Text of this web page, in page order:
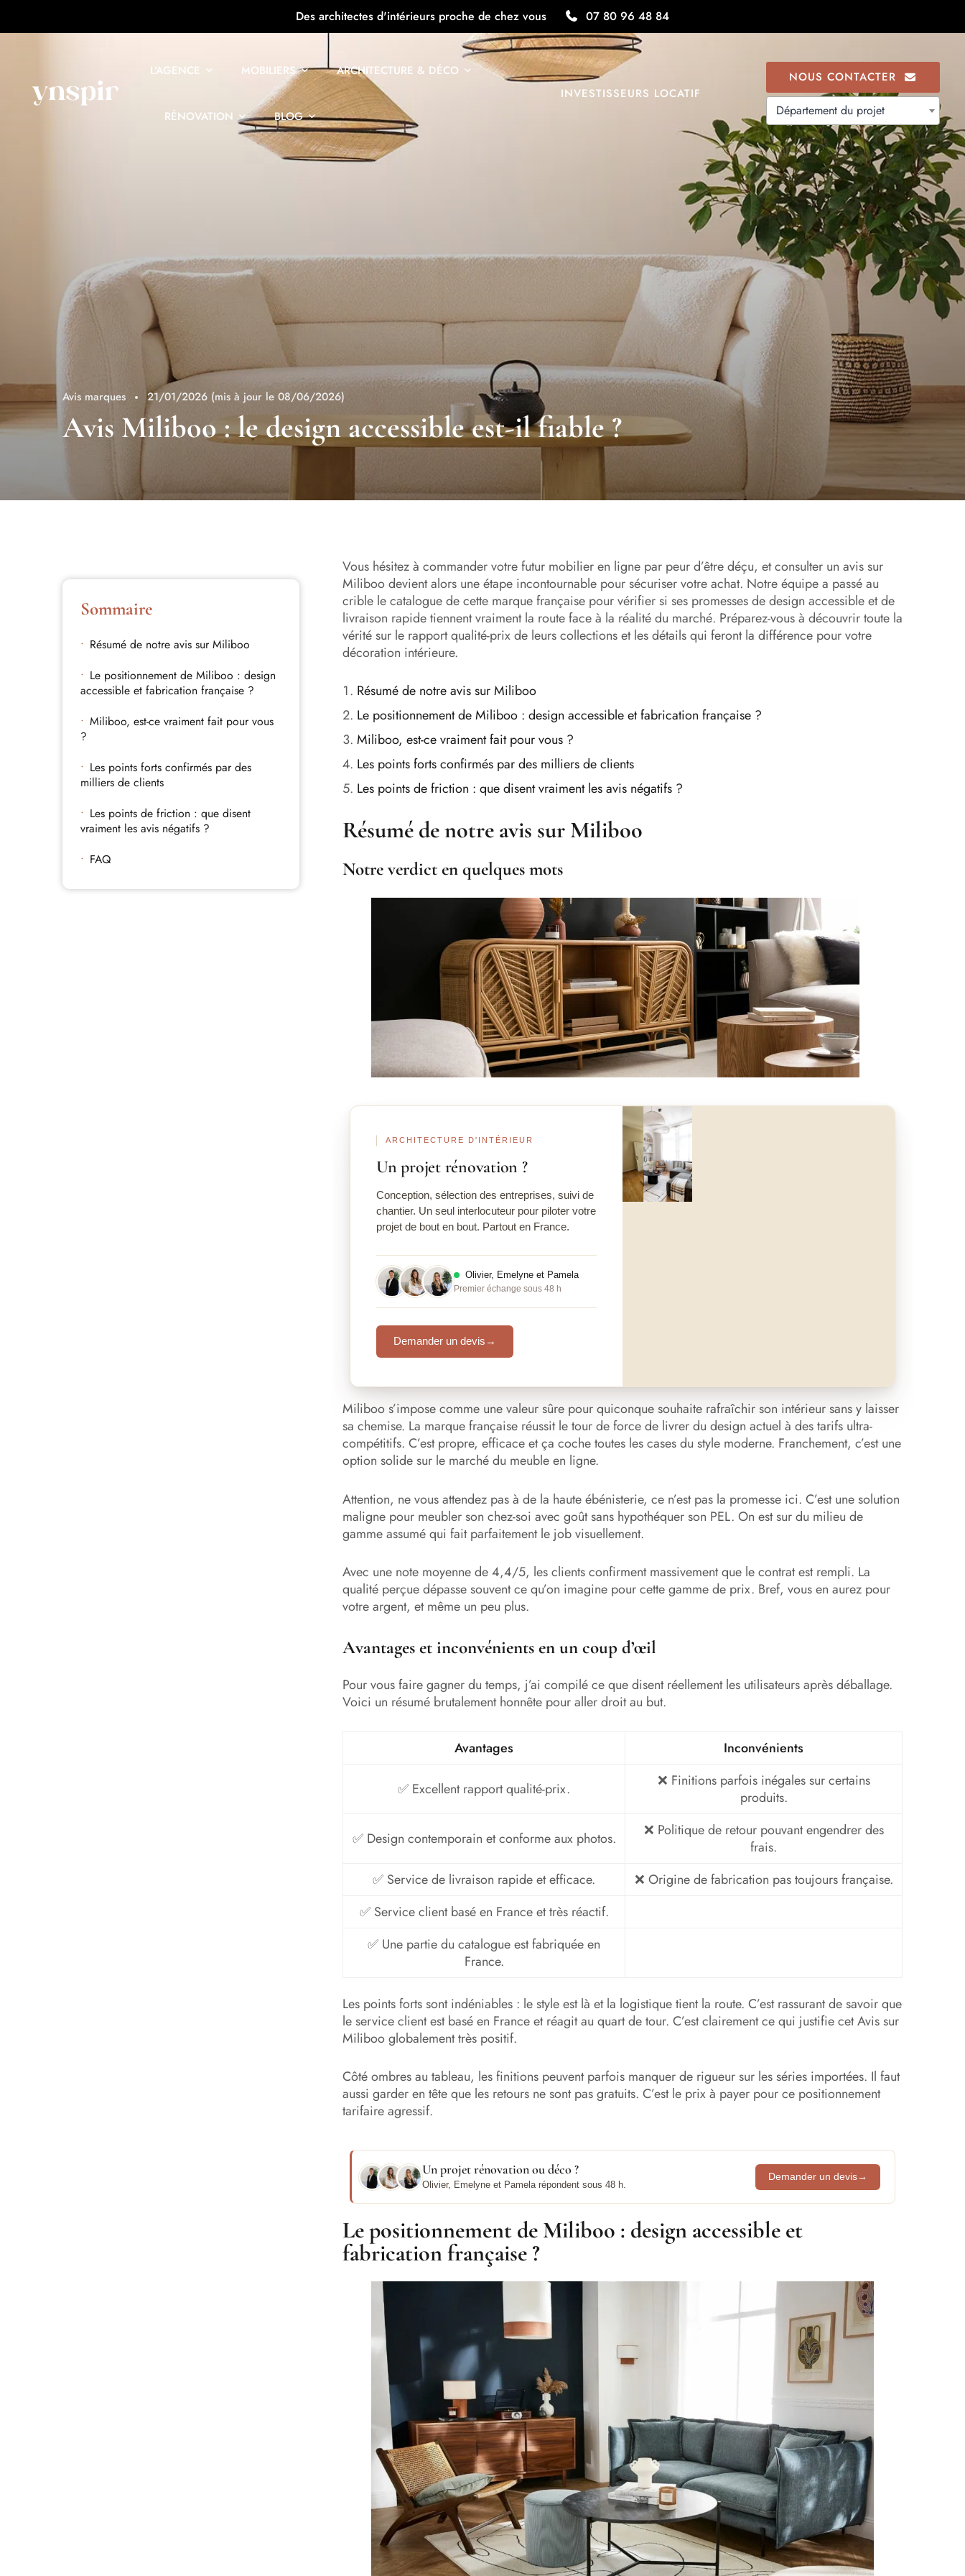
Des architectes d'intérieurs proche de chez vous 07 80 96 48 84
L’AGENCE MOBILIERS ARCHITECTURE & DÉCO
RÉNOVATION BLOG
INVESTISSEURS LOCATIF
NOUS CONTACTER
Département du projet
Avis marques 21/01/2026 (mis à jour le 08/06/2026)
Avis Miliboo : le design accessible est-il fiable ?
Sommaire
Résumé de notre avis sur Miliboo
Le positionnement de Miliboo : design
accessible et fabrication française ?
Miliboo, est-ce vraiment fait pour vous
?
Les points forts confirmés par des
milliers de clients
Les points de friction : que disent
vraiment les avis négatifs ?
FAQ
Vous hésitez à commander votre futur mobilier en ligne par peur d’être déçu, et consulter un avis sur
Miliboo devient alors une étape incontournable pour sécuriser votre achat. Notre équipe a passé au
crible le catalogue de cette marque française pour vérifier si ses promesses de design accessible et de
livraison rapide tiennent vraiment la route face à la réalité du marché. Préparez-vous à découvrir toute la
vérité sur le rapport qualité-prix de leurs collections et les détails qui feront la différence pour votre
décoration intérieure.
Résumé de notre avis sur Miliboo
Le positionnement de Miliboo : design accessible et fabrication française ?
Miliboo, est-ce vraiment fait pour vous ?
Les points forts confirmés par des milliers de clients
Les points de friction : que disent vraiment les avis négatifs ?
Résumé de notre avis sur Miliboo
Notre verdict en quelques mots
ARCHITECTURE D'INTÉRIEUR
Un projet rénovation ?
Conception, sélection des entreprises, suivi de
chantier. Un seul interlocuteur pour piloter votre
projet de bout en bout. Partout en France.
Olivier, Emelyne et Pamela
Premier échange sous 48 h
Demander un devis →
Avant Après
Miliboo s’impose comme une valeur sûre pour quiconque souhaite rafraîchir son intérieur sans y laisser
sa chemise. La marque française réussit le tour de force de livrer du design actuel à des tarifs ultra-
compétitifs. C’est propre, efficace et ça coche toutes les cases du style moderne. Franchement, c’est une
option solide sur le marché du meuble en ligne.
Attention, ne vous attendez pas à de la haute ébénisterie, ce n’est pas la promesse ici. C’est une solution
maligne pour meubler son chez-soi avec goût sans hypothéquer son PEL. On est sur du milieu de
gamme assumé qui fait parfaitement le job visuellement.
Avec une note moyenne de 4,4/5, les clients confirment massivement que le contrat est rempli. La
qualité perçue dépasse souvent ce qu’on imagine pour cette gamme de prix. Bref, vous en aurez pour
votre argent, et même un peu plus.
Avantages et inconvénients en un coup d’œil
Pour vous faire gagner du temps, j’ai compilé ce que disent réellement les utilisateurs après déballage.
Voici un résumé brutalement honnête pour aller droit au but.
Avantages Inconvénients
✅ Excellent rapport qualité-prix.
❌ Finitions parfois inégales sur certains
produits.
✅ Design contemporain et conforme aux photos.
❌ Politique de retour pouvant engendrer des
frais.
✅ Service de livraison rapide et efficace.
❌ Origine de fabrication pas toujours française.
✅ Service client basé en France et très réactif.
✅ Une partie du catalogue est fabriquée en
France.
Les points forts sont indéniables : le style est là et la logistique tient la route. C’est rassurant de savoir que
le service client est basé en France et réagit au quart de tour. C’est clairement ce qui justifie cet Avis sur
Miliboo globalement très positif.
Côté ombres au tableau, les finitions peuvent parfois manquer de rigueur sur les séries importées. Il faut
aussi garder en tête que les retours ne sont pas gratuits. C’est le prix à payer pour ce positionnement
tarifaire agressif.
Un projet rénovation ou déco ?
Olivier, Emelyne et Pamela répondent sous 48 h.
Demander un devis→
Le positionnement de Miliboo : design accessible et
fabrication française ?